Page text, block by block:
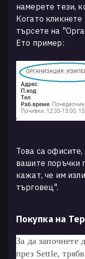
намерете тези,
Когато кликнете
търсете на
Ето пример:
Това са
вашите поръчки
кажат, че им
търговец".
Покупка на
За да започнете
през Settle,